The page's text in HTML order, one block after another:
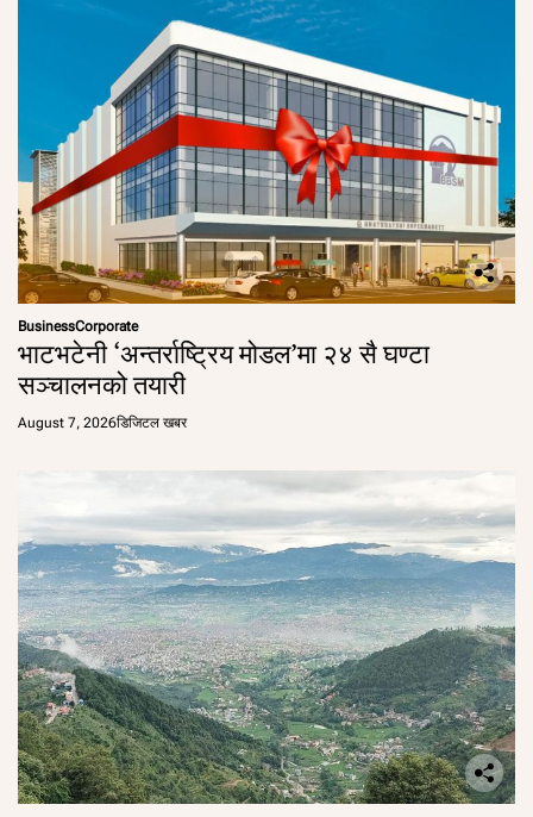
BusinessCorporate
भाटभटेनी ‘अन्तर्राष्ट्रिय मोडल’मा २४ सै घण्टा
सञ्चालनको तयारी
August 7, 2026डिजिटल खबर